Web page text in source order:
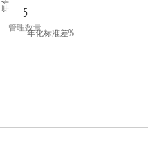
5
管理数量
年化标准差%